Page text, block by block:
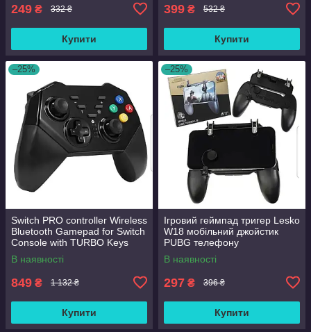
249 ₴ 332 ₴
Купити
399 ₴ 532 ₴
Купити
–25%
Switch PRO controller Wireless
Bluetooth Gamepad for Switch
Console with TURBO Keys
Grinding and PC/Android
В наявності
849 ₴ 1 132 ₴
Купити
–25%
Ігровий геймпад тригер Lesko
W18 мобільний джойстик
PUBG телефону
В наявності
297 ₴ 396 ₴
Купити